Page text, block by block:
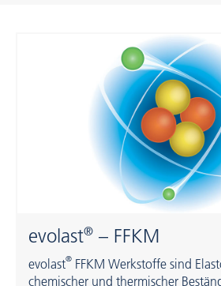
evolast® – FFKM
evolast® FFKM Werkstoffe sind
chemischer und thermischer